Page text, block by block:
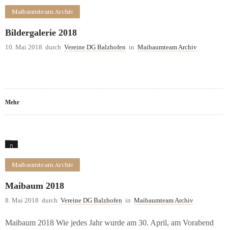
Maibaumteam Archiv
Bildergalerie 2018
10. Mai 2018 durch Vereine DG Balzhofen in Maibaumteam Archiv
Mehr
3
Maibaumteam Archiv
Maibaum 2018
8. Mai 2018 durch Vereine DG Balzhofen in Maibaumteam Archiv
Maibaum 2018 Wie jedes Jahr wurde am 30. April, am Vorabend